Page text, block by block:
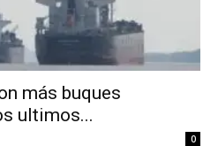
más buques
ultimos...
0